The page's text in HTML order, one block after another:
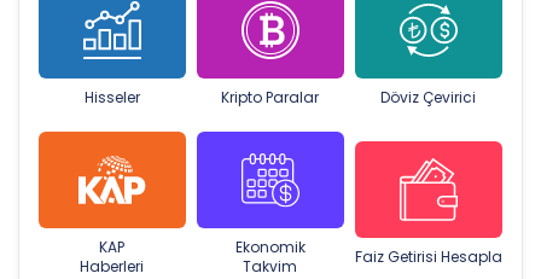
Hisseler Kripto Paralar Döviz Çevirici
KAP
Haberleri
Ekonomik
Takvim
Faiz Getirisi Hesapla